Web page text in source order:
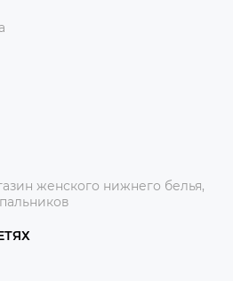
женского нижнего белья,